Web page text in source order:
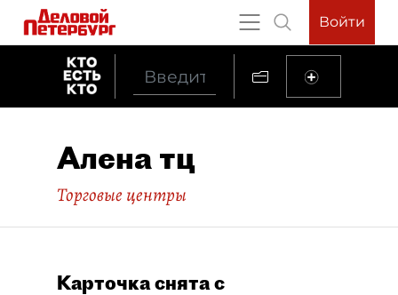
Войти
Алена тц
Торговые центры
Карточка снята с